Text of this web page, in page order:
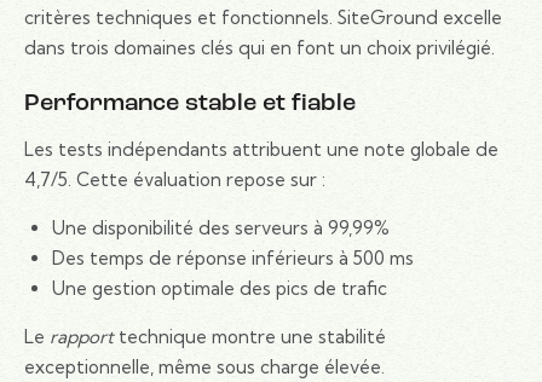
critères techniques et fonctionnels. SiteGround excelle
dans trois domaines clés qui en font un choix privilégié.
Performance stable et fiable
Les tests indépendants attribuent une note globale de
4,7/5. Cette évaluation repose sur :
Une disponibilité des serveurs à 99,99%
Des temps de réponse inférieurs à 500 ms
Une gestion optimale des pics de trafic
Le rapporttechnique montre une stabilité
exceptionnelle, même sous charge élevée.